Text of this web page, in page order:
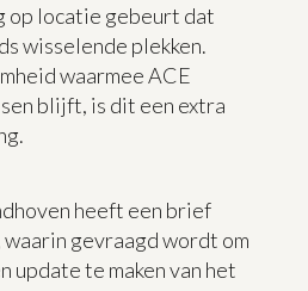
op locatie gebeurt dat
wisselende plekken.
waarmee ACE
blijft, is dit een extra
heeft een brief
waarin gevraagd wordt om
update te maken van het